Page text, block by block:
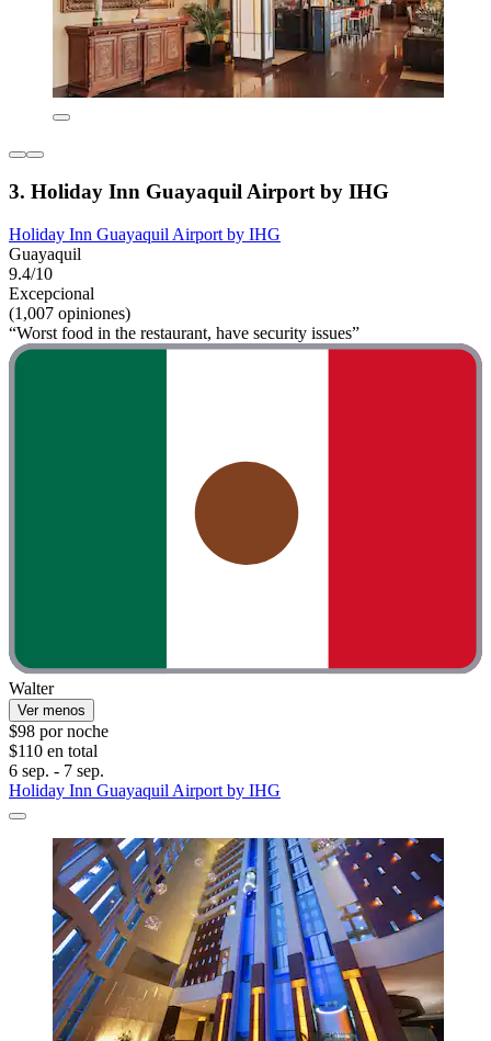
3. Holiday Inn Guayaquil Airport by IHG
Holiday Inn Guayaquil Airport by IHG
Guayaquil
9.4/10
Excepcional
(1,007 opiniones)
“Worst food in the restaurant, have security issues”
Walter
Ver menos
$98 por noche
$110 en total
6 sep. - 7 sep.
Holiday Inn Guayaquil Airport by IHG